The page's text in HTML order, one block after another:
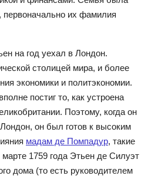
первоначально их фамилия
на год уехал в Лондон.
столицей мира, и более
экономики и политэкономии.
постиг то, как устроена
Поэтому, когда он
он был готов к высоким
мадам де Помпадур, такие
1759 года Этьен де Силуэт
дома (то есть руководителем